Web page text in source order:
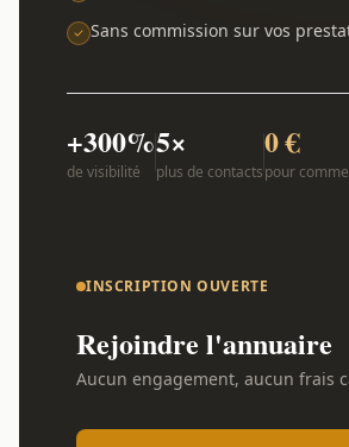
Sans commission sur vos
+300%
de visibilité
5×
plus de contacts
0 €
pour
INSCRIPTION OUVERTE
Rejoindre l'annuaire
Aucun engagement, aucun frais